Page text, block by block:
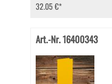
32.05 €*
Art.-Nr. 16400343